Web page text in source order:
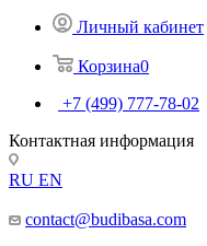
Личный кабинет
Корзина0
+7 (499) 777-78-02
Контактная информация
RU EN
contact@budibasa.com